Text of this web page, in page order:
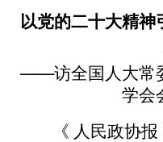
以党的二十大精神
——访全国人大常
学会
《 人民政协